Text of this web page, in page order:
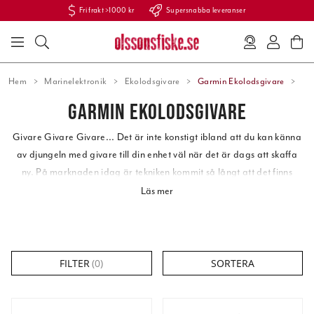
Fri frakt >1000 kr Supersnabba leveranser
Hem Marinelektronik Ekolodsgivare Garmin Ekolodsgivare
GARMIN EKOLODSGIVARE
Givare Givare Givare... Det är inte konstigt ibland att du kan känna
av djungeln med givare till din enhet väl när det är dags att skaffa
ny. På marknaden idag är tekniken kommit så långt att det finns
givare som specialiserar sig på olika typer av fisken i olika vatten. Vi
Läs mer
FILTER (0) SORTERA